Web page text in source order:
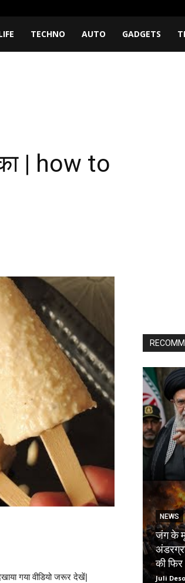
TECHNO AUTO GADGETS
| how to
गया वीडियो जरूर देखें|
NEWS
जंग के
की
Juli